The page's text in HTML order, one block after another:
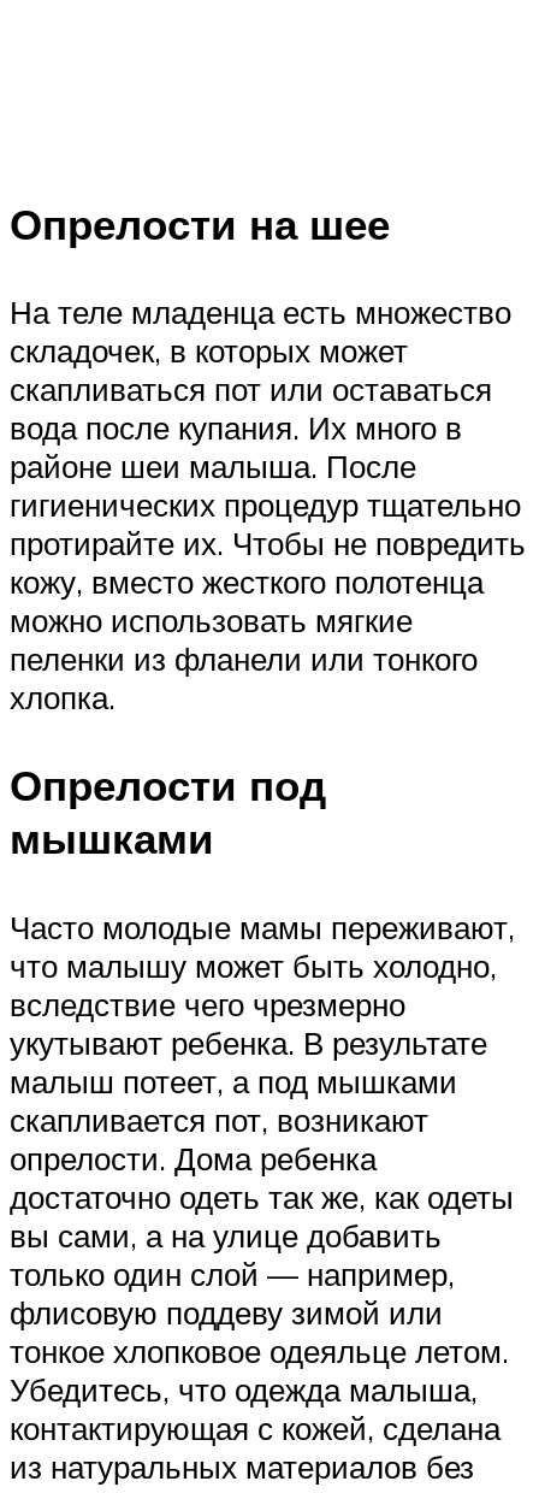
Опрелости на шее
На теле младенца есть множество
складочек, в которых может
скапливаться пот или оставаться
вода после купания. Их много в
районе шеи малыша. После
гигиенических процедур тщательно
протирайте их. Чтобы не повредить
кожу, вместо жесткого полотенца
можно использовать мягкие
пеленки из фланели или тонкого
хлопка.
Опрелости под
мышками
Часто молодые мамы переживают,
что малышу может быть холодно,
вследствие чего чрезмерно
укутывают ребенка. В результате
малыш потеет, а под мышками
скапливается пот, возникают
опрелости. Дома ребенка
достаточно одеть так же, как одеты
вы сами, а на улице добавить
только один слой — например,
флисовую поддеву зимой или
тонкое хлопковое одеяльце летом.
Убедитесь, что одежда малыша,
контактирующая с кожей, сделана
из натуральных материалов без